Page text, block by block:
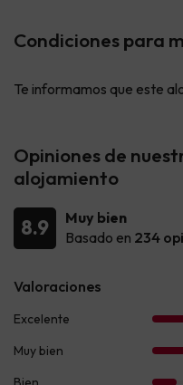
Condiciones para
Te informamos que este
Opiniones de
alojamiento
8.9
Muy bien
Basado en 234